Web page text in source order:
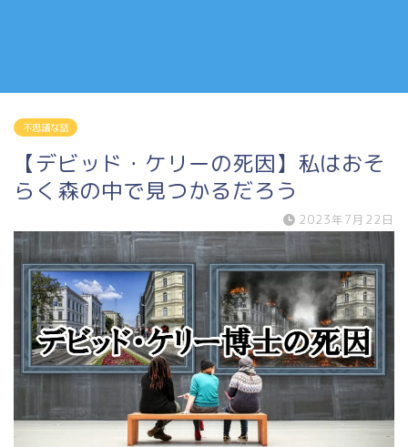
不思議な話
【デビッド・ケリーの死因】私はおそ
らく森の中で見つかるだろう
2023年7月22日